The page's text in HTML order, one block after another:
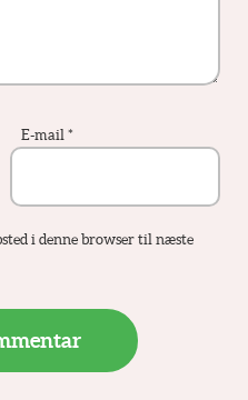
E-mail *
i denne browser til næste